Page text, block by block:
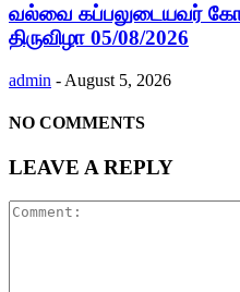
வல்வை கப்பலுடையவர்
திருவிழா 05/08/2026
admin - August 5, 2026
NO COMMENTS
LEAVE A REPLY